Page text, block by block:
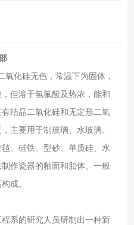
化硅无色，常温下为固体，
但溶于氢氟酸及热浓，能和
结晶二氧化硅和无定形二氧
主要用于制玻璃、水玻璃、
、硅铁、型砂、单质硅、水
作瓷器的釉面和胎体。一般
成。
系的研究人员研制出一种新